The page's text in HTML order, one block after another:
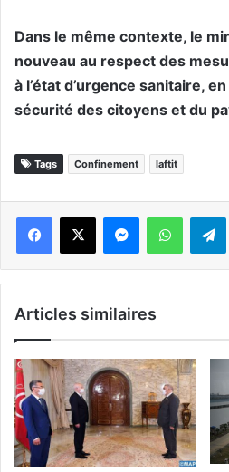
Dans le même contexte, le
nouveau au respect des
à l’état d’urgence sanitaire,
sécurité des citoyens et du
Tags Confinement laftit
WhatsApp
Articles similaires